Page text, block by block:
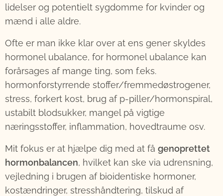
lidelser og potentielt sygdomme for kvinder og
mænd i alle aldre.
Ofte er man ikke klar over at ens gener skyldes
hormonel ubalance, for hormonel ubalance kan
forårsages af mange ting, som f.eks.
hormonforstyrrende stoffer/fremmedøstrogener,
stress, forkert kost, brug af p-piller/hormonspiral,
ustabilt blodsukker, mangel på vigtige
næringsstoffer, inflammation, hovedtraume osv.
Mit fokus er at hjælpe dig med at få genoprettet
hormonbalancen, hvilket kan ske via udrensning,
vejledning i brugen af bioidentiske hormoner,
kostændringer, stresshåndtering, tilskud af